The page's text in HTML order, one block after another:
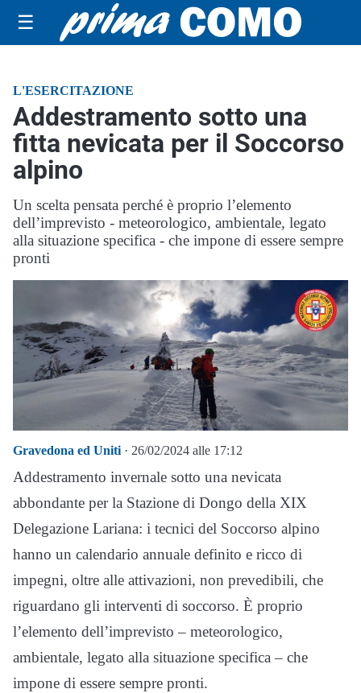
☰
L'ESERCITAZIONE
Addestramento sotto una
fitta nevicata per il Soccorso
alpino
Un scelta pensata perché è proprio l’elemento
dell’imprevisto - meteorologico, ambientale, legato
alla situazione specifica - che impone di essere sempre
pronti
Gravedona ed Uniti · 26/02/2024 alle 17:12
Addestramento invernale sotto una nevicata
abbondante per la Stazione di Dongo della XIX
Delegazione Lariana: i tecnici del Soccorso alpino
hanno un calendario annuale definito e ricco di
impegni, oltre alle attivazioni, non prevedibili, che
riguardano gli interventi di soccorso. È proprio
l’elemento dell’imprevisto – meteorologico,
ambientale, legato alla situazione specifica – che
impone di essere sempre pronti.